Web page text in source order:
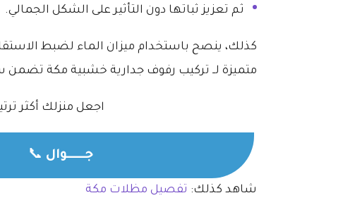
ثم تعزيز ثباتها دون التأثير على الشكل الجمالي.
كذلك، ينصح باستخدام ميزان الماء لضبط
متميزة لــ تركيب رفوف جدارية خشبية مكة تضمن
اجعل منزلك أكثر
جــــــوال 📞
شاهد كذلك: تفصيل مظلات مكة